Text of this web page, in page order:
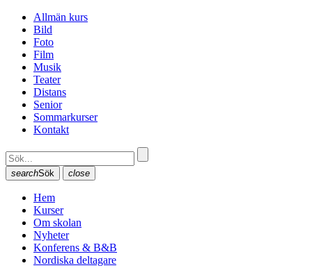
Allmän kurs
Bild
Foto
Film
Musik
Teater
Distans
Senior
Sommarkurser
Kontakt
searchSök close
Hem
Kurser
Om skolan
Nyheter
Konferens & B&B
Nordiska deltagare